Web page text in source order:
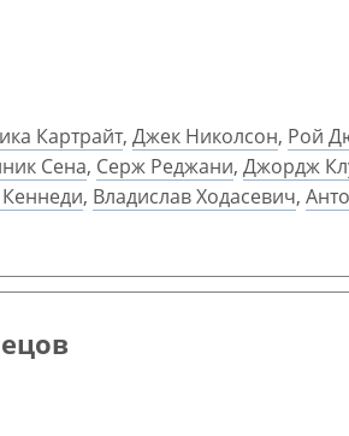
Картрайт, Джек Николсон, Рой
Сена, Серж Реджани, Джордж
, Владислав Ходасевич,